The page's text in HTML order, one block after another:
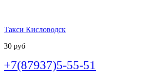
Такси Кисловодск
30 руб
+7(87937)5-55-51